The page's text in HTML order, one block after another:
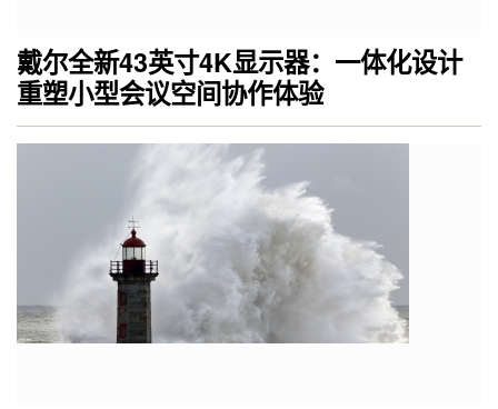
戴尔全新43英寸4K显示器：一体化设计
重塑小型会议空间协作体验